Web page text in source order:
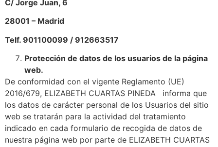
C/ Jorge Juan, 6
28001 – Madrid
Telf. 901100099 / 912663517
Protección de datos de los usuarios de la página
web.
De conformidad con el vigente Reglamento (UE)
2016/679, ELIZABETH CUARTAS PINEDA informa que
los datos de carácter personal de los Usuarios del sitio
web se tratarán para la actividad del tratamiento
indicado en cada formulario de recogida de datos de
nuestra página web por parte de ELIZABETH CUARTAS